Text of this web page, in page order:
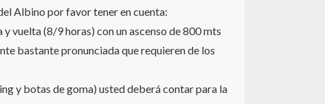
Albino por favor tener en cuenta:
vuelta (8/9 horas) con un ascenso de 800 mts
bastante pronunciada que requieren de los
y botas de goma) usted deberá contar para la